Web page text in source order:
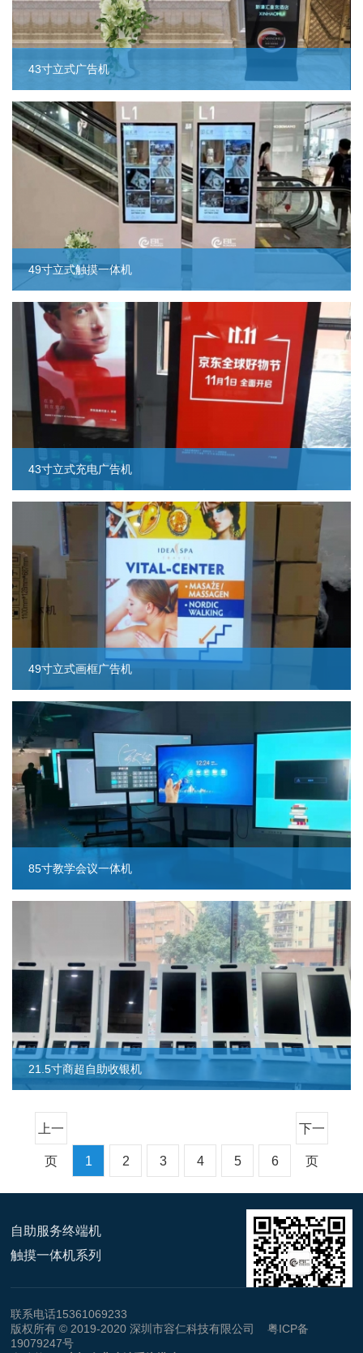
43寸立式广告机
49寸立式触摸一体机
43寸立式充电广告机
49寸立式画框广告机
85寸教学会议一体机
21.5寸商超自助收银机
上一
页 1 2 3 4 5 6
下一
页
自助服务终端机
触摸一体机系列
联系电话15361069233
版权所有 © 2019-2020 深圳市容仁科技有限公司
粤ICP备
19079247号